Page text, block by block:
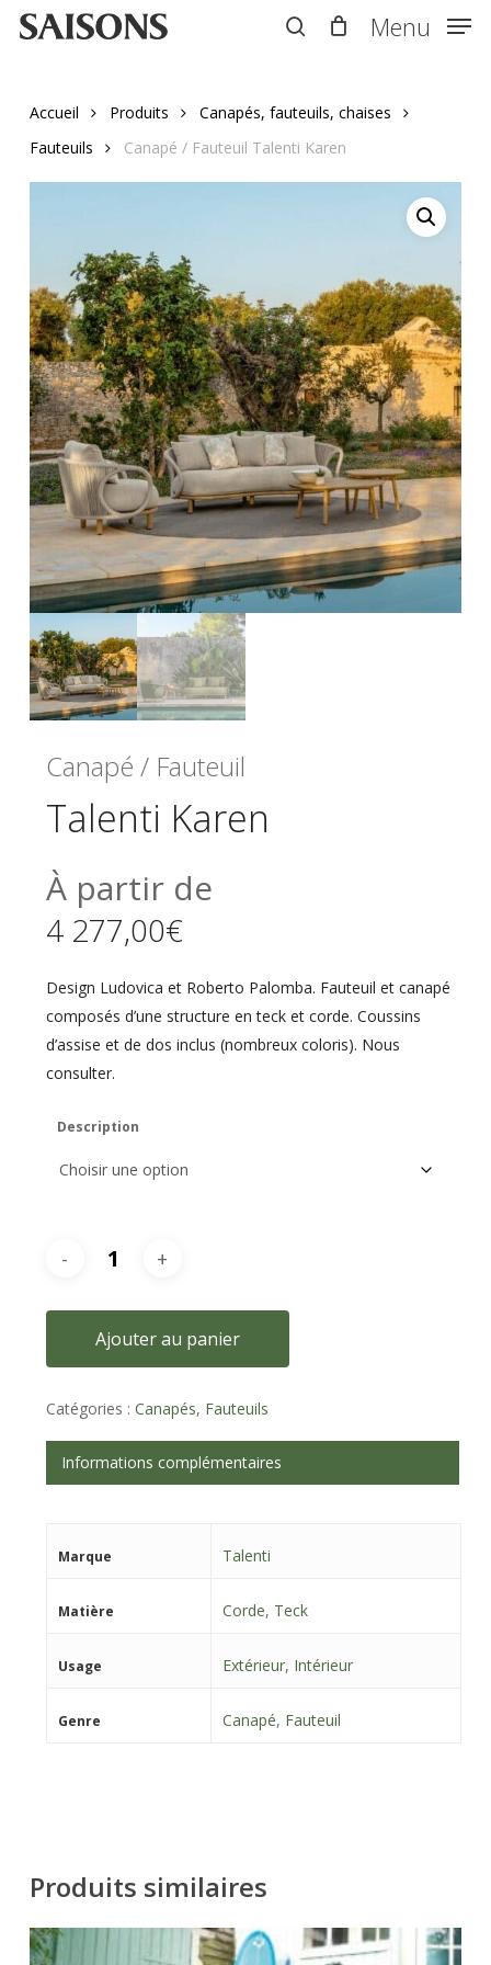
Skip
Menu
Accueil Produits
Canapés, fauteuils, chaises
Fauteuils
Canapé / Fauteuil Talenti Karen
Canapé / Fauteuil
Talenti Karen
À partir de
4 277,00€
Design Ludovica et Roberto Palomba. Fauteuil et canapé
composés d’une structure en teck et corde. Coussins
d’assise et de dos inclus (nombreux coloris). Nous
consulter.
Description
Ajouter au panier
Catégories : Canapés, Fauteuils
Informations complémentaires
Marque Talenti
Matière Corde, Teck
Usage Extérieur, Intérieur
Genre Canapé, Fauteuil
Produits similaires